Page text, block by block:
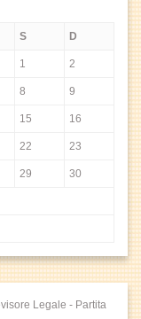
S D
1 2
8 9
15 16
22 23
29 30
Legale - Partita